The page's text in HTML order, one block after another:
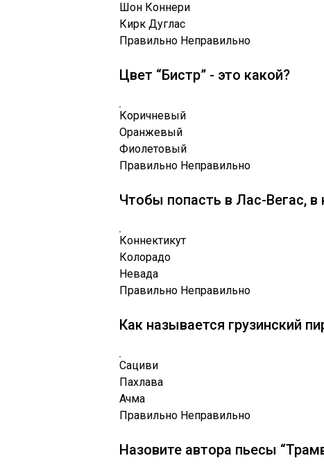
Шон Коннери
Кирк Дуглас
Правильно Неправильно
Цвет “Бистр” - это какой?
Коричневый
Оранжевый
Фиолетовый
Правильно Неправильно
Чтобы попасть в Лас-Вегас,
Коннектикут
Колорадо
Невада
Правильно Неправильно
Как называется грузинский
Сациви
Пахлава
Ачма
Правильно Неправильно
Назовите автора пьесы